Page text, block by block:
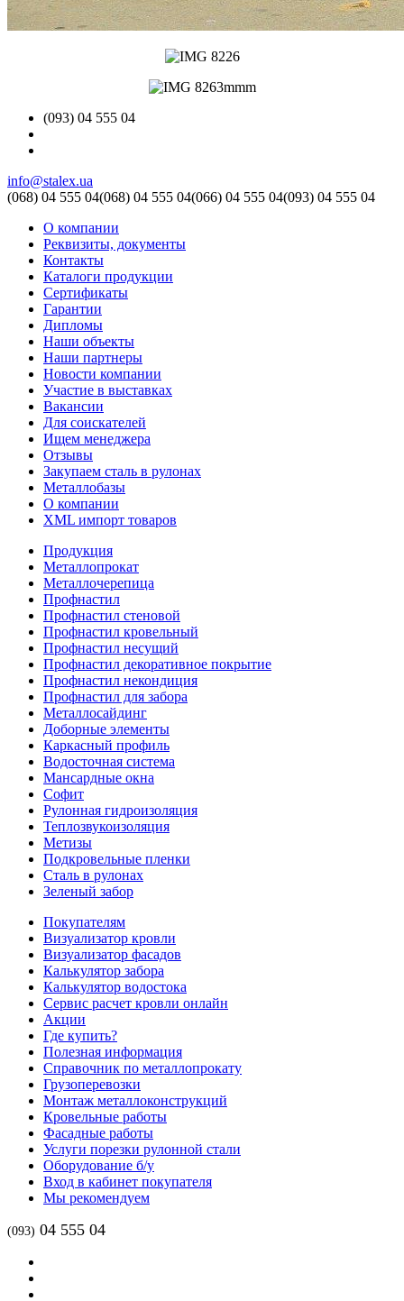
(093) 04 555 04
info@stalex.ua
(068) 04 555 04(068) 04 555 04(066) 04 555 04(093) 04 555 04
О компании
Реквизиты, документы
Контакты
Каталоги продукции
Сертификаты
Гарантии
Дипломы
Наши объекты
Наши партнеры
Новости компании
Участие в выставках
Вакансии
Для соискателей
Ищем менеджера
Отзывы
Закупаем сталь в рулонах
Металлобазы
О компании
XML импорт товаров
Продукция
Металлопрокат
Металлочерепица
Профнастил
Профнастил стеновой
Профнастил кровельный
Профнастил несущий
Профнастил декоративное покрытие
Профнастил некондиция
Профнастил для забора
Металлосайдинг
Доборные элементы
Каркасный профиль
Водосточная система
Мансардные окна
Софит
Рулонная гидроизоляция
Теплозвукоизоляция
Метизы
Подкровельные пленки
Сталь в рулонах
Зеленый забор
Покупателям
Визуализатор кровли
Визуализатор фасадов
Калькулятор забора
Калькулятор водостока
Сервис расчет кровли онлайн
Акции
Где купить?
Полезная информация
Справочник по металлопрокату
Грузоперевозки
Монтаж металлоконструкций
Кровельные работы
Фасадные работы
Услуги порезки рулонной стали
Оборудование б/у
Вход в кабинет покупателя
Мы рекомендуем
(093) 04 555 04